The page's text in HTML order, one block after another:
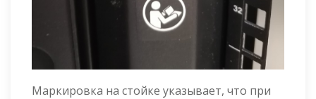
Маркировка на стойке указывает, что при